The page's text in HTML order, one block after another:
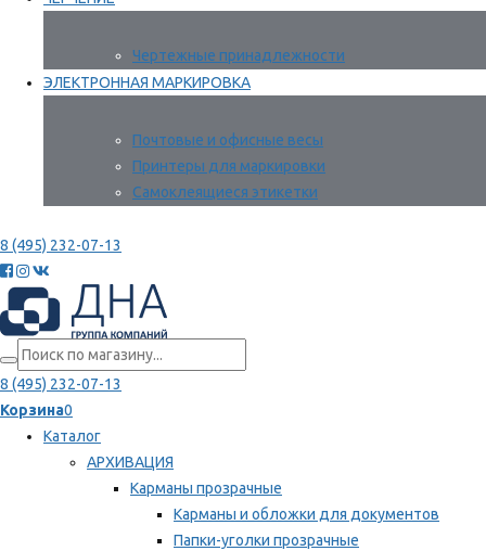
Чертежные принадлежности
ЭЛЕКТРОННАЯ МАРКИРОВКА
Почтовые и офисные весы
Принтеры для маркировки
Самоклеящиеся этикетки
8 (495) 232-07-13
8 (495) 232-07-13
Корзина0
Каталог
АРХИВАЦИЯ
Карманы прозрачные
Карманы и обложки для документов
Папки-уголки прозрачные